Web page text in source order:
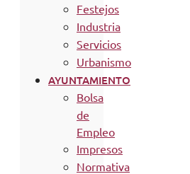
Festejos
Industria
Servicios
Urbanismo
AYUNTAMIENTO
Bolsa
de
Empleo
Impresos
Normativa